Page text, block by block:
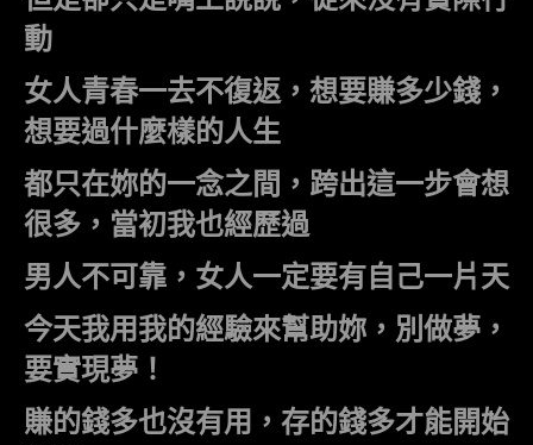
動
女人青春一去不復返，想要賺多少錢，
想要過什麼樣的人生
都只在妳的一念之間，跨出這一步會想
很多，當初我也經歷過
男人不可靠，女人一定要有自己一片天
今天我用我的經驗來幫助妳，別做夢，
要實現夢！
賺的錢多也沒有用，存的錢多才能開始